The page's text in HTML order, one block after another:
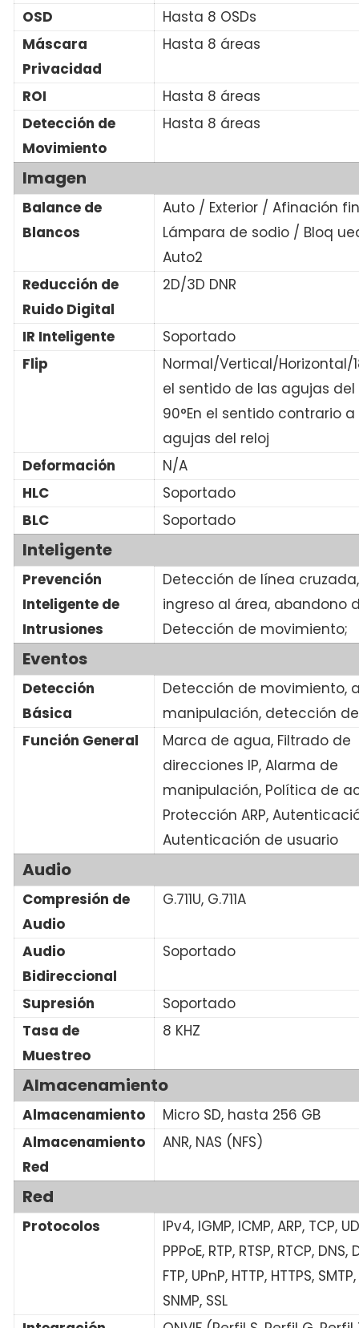
OSD
Hasta 8 OSDs
Máscara
Privacidad
Hasta 8 áreas
ROI
Hasta 8 áreas
Detección de
Movimiento
Hasta 8 áreas
Imagen
Balance de
Blancos
Auto / Exterior / Afinación
Lámpara de sodio / Bloq
Auto2
Reducción de
Ruido Digital
2D/3D DNR
IR Inteligente
Soportado
Flip
Normal/Vertical/Horizontal/
el sentido de las agujas
90°En el sentido contrario a
agujas del reloj
Deformación
N/A
HLC
Soportado
BLC
Soportado
Inteligente
Prevención
Inteligente de
Intrusiones
Detección de línea
ingreso al área, abandono
Detección de movimiento;
Eventos
Detección
Básica
Detección de movimiento,
manipulación, detección
Función General
Marca de agua, Filtrado de
direcciones IP, Alarma de
manipulación, Política de
Protección ARP,
Autenticación de usuario
Audio
Compresión de
Audio
G.711U, G.711A
Audio
Bidireccional
Soportado
Supresión
Soportado
Tasa de
Muestreo
8 KHZ
Almacenamiento
Almacenamiento
Micro SD, hasta 256 GB
Almacenamiento
Red
ANR, NAS (NFS)
Red
Protocolos
IPv4, IGMP, ICMP, ARP, TCP,
PPPoE, RTP, RTSP, RTCP, DNS,
FTP, UPnP, HTTP, HTTPS,
SNMP, SSL